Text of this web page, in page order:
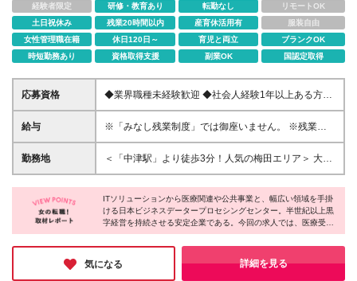
経験者限定
研修・教育あり 転勤なし
リモートOK
土日祝休み
残業20時間以内 産育休活用有
服装自由
女性管理職在籍
休日120日～ 育児と両立
ブランクOK
時短勤務あり
資格取得支援 副業OK 国認定取得
応募資格
◆業界職種未経験歓迎 ◆社会人経験1年以上ある方
◆PCの入力作業ができる方 ★資格や免許は不要★ ※
高卒以上
給与
※「みなし残業制度」では御座いません。 ※残業代1
分単位で別途全額支給となります。 月給195,200円＋
残業代 ◆入社後2ヶ月試用期間／時給1,270円、その
※社内規程あり
勤務地
＜「中津駅」より徒歩3分！人気の梅田エリア＞ 大阪
府大阪市北区芝田2丁目10－39 大阪府済生会中津病
院 ※変更の範囲：なし
ITソリューションから医療関連や公共事業と、幅広い領域を手掛
ける日本ビジネスデータープロセシングセンター。半世紀以上黒
字経営を持続させる安定企業である。今回の求人では、医療受付
事務職、医師事務作業補助を募集。未経験から医療貢献に挑戦で
きる魅力がある。また同社では女性の活躍を支援する企業として
「くるみんマーク」を取得。女性管理職も多数登用しており、長
く活躍していける土壌ができている。
気になる 詳細を見る